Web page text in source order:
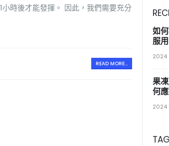
時後才能發揮。 因此，我們需要充分
READ MORE...
如
服
2024
果
何
2024